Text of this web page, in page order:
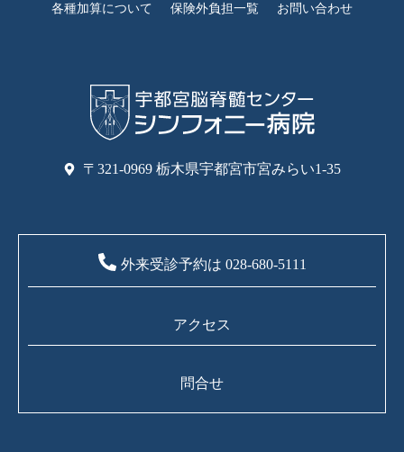
各種加算について 保険外負担一覧 お問い合わせ
〒321-0969 栃木県宇都宮市宮みらい1-35
外来受診予約は 028-680-5111
アクセス
問合せ